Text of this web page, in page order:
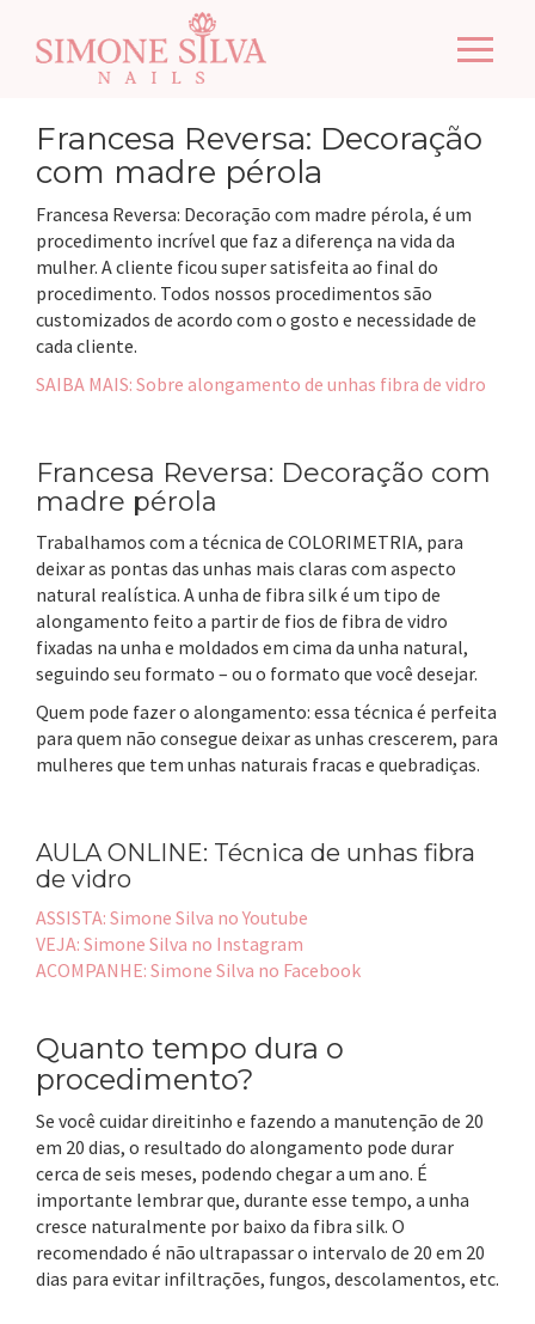
para
Alternar
Francesa Reversa: Decoração
com madre pérola
Francesa Reversa: Decoração com madre pérola, é um
procedimento incrível que faz a diferença na vida da
mulher. A cliente ficou super satisfeita ao final do
procedimento. Todos nossos procedimentos são
customizados de acordo com o gosto e necessidade de
cada cliente.
SAIBA MAIS: Sobre alongamento de unhas fibra de vidro
Francesa Reversa: Decoração com
madre pérola
Trabalhamos com a técnica de COLORIMETRIA, para
deixar as pontas das unhas mais claras com aspecto
natural realística. A unha de fibra silk é um tipo de
alongamento feito a partir de fios de fibra de vidro
fixadas na unha e moldados em cima da unha natural,
seguindo seu formato – ou o formato que você desejar.
Quem pode fazer o alongamento: essa técnica é perfeita
para quem não consegue deixar as unhas crescerem, para
mulheres que tem unhas naturais fracas e quebradiças.
AULA ONLINE: Técnica de unhas fibra
de vidro
ASSISTA: Simone Silva no Youtube
VEJA: Simone Silva no Instagram
ACOMPANHE: Simone Silva no Facebook
Quanto tempo dura o
procedimento?
Se você cuidar direitinho e fazendo a manutenção de 20
em 20 dias, o resultado do alongamento pode durar
cerca de seis meses, podendo chegar a um ano. É
importante lembrar que, durante esse tempo, a unha
cresce naturalmente por baixo da fibra silk. O
recomendado é não ultrapassar o intervalo de 20 em 20
dias para evitar infiltrações, fungos, descolamentos, etc.